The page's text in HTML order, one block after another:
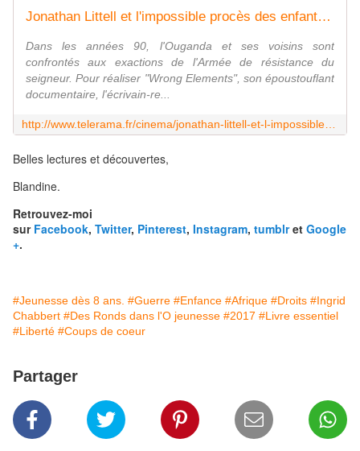
Jonathan Littell et l'impossible procès des enfants-soldats
Dans les années 90, l'Ouganda et ses voisins sont
confrontés aux exactions de l'Armée de résistance du
seigneur. Pour réaliser "Wrong Elements", son époustouflant
documentaire, l'écrivain-re...
Belles lectures et découvertes,
Blandine.
Retrouvez-moi
sur Facebook, Twitter, Pinterest, Instagram, tumblret Google
+.
#Jeunesse dès 8 ans. #Guerre #Enfance #Afrique #Droits #Ingrid
Chabbert #Des Ronds dans l'O jeunesse #2017 #Livre essentiel
#Liberté #Coups de coeur
Partager